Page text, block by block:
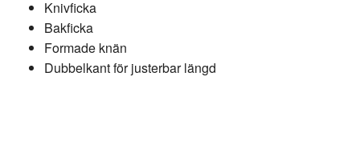
Knivficka
Bakficka
Formade knän
Dubbelkant för justerbar längd